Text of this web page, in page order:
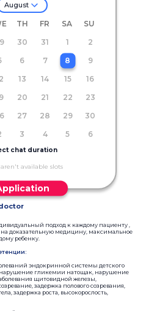
August
TH FR SA
SU
30 31 1
2
6 7 8
9
13 14 15
16
20 21 22
23
27 28 29
30
3 4 5 6
chat duration
available slots
подход к каждому пациенту ,
доказательную медицину, максимальное
ребенку.
эндокринной системы детского
нарушение гликемии натощак, нарушение
щитовидной железы,
задержка полового созревания,
задержка роста, высокорослость,